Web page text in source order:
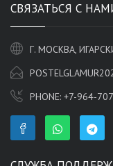
СВЯЗАТЬСЯ С
Г. МОСКВА,
PHONE: +7-964-